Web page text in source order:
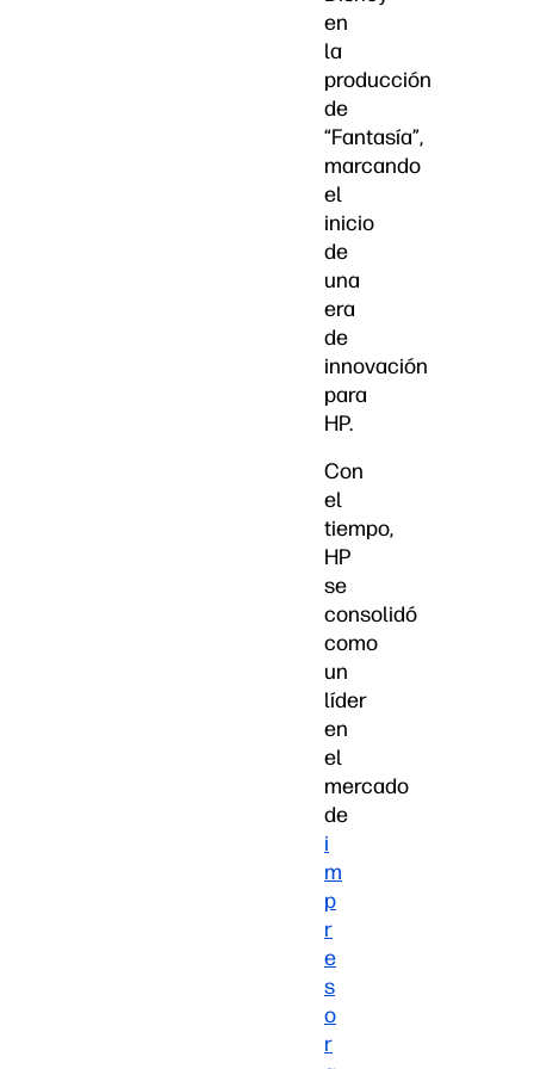
en
la
producción
de
“Fantasía”,
marcando
el
inicio
de
una
era
de
innovación
para
HP.
Con
el
tiempo,
HP
se
consolidó
como
un
líder
en
el
mercado
de
i
m
p
r
e
s
o
r